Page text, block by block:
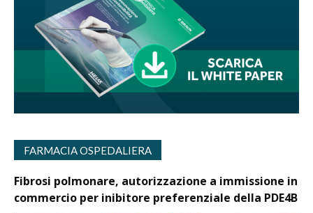
FARMACIA OSPEDALIERA
Fibrosi polmonare, autorizzazione a immissione in
commercio per inibitore preferenziale della PDE4B